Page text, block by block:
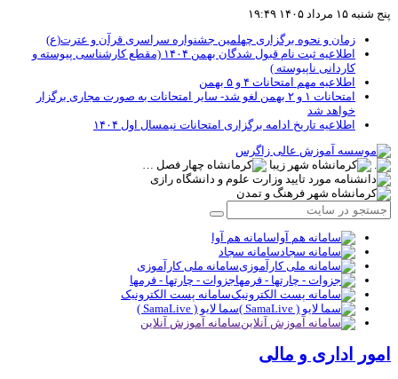
پنج شنبه ۱۵ مرداد ۱۴۰۵ ۱۹:۴۹
زمان و نحوه برگزاری چهلمین جشنواره سراسری قرآن و عترت(ع)
اطلاعیه ثبت نام قبول شدگان بهمن ۱۴۰۴ (مقطع کارشناسی پیوسته و
کاردانی ناپیوسته )
اطلاعیه مهم امتحانات ۴ و ۵ بهمن
امتحانات ۱ و ۲ بهمن لغو شد- سایر امتحانات به صورت مجاری برگزار
خواهد شد
اطلاعیه تاریخ ادامه برگزاری امتحانات نیمسال اول ۱۴۰۴
سامانه هم آوا
سامانه سجاد
سامانه ملی کارآموزی
جزوات - چارتها - فرمها
سامانه پست الکترونیک
سما لایو ( SamaLive )
سامانه آموزش آنلاین
امور اداری و مالی